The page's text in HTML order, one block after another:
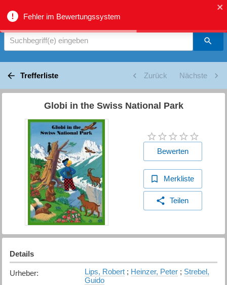
Fehler im Bewertungssystem
biblio.gr - Suche
Suchbegriff(e) eingeben
Trefferliste Zurück Nächste
Globi in the Swiss National Park
Bewerten
Merkliste
Teilen
Details
Urheber: Lips, Robert; Heinzer, Peter; Strebel,
Guido